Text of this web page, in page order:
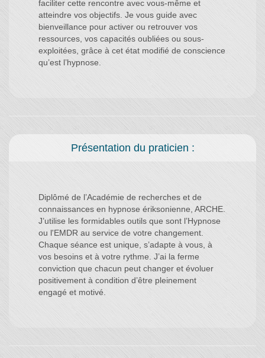
faciliter cette rencontre avec vous-même et
atteindre vos objectifs. Je vous guide avec
bienveillance pour activer ou retrouver vos
ressources, vos capacités oubliées ou sous-
exploitées, grâce à cet état modifié de conscience
qu’est l’hypnose.
Présentation du praticien :
Diplômé de l’Académie de recherches et de
connaissances en hypnose ériksonienne, ARCHE.
J’utilise les formidables outils que sont l’Hypnose
ou l'EMDR au service de votre changement.
Chaque séance est unique, s’adapte à vous, à
vos besoins et à votre rythme. J’ai la ferme
conviction que chacun peut changer et évoluer
positivement à condition d’être pleinement
engagé et motivé.